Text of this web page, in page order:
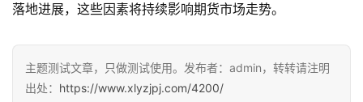
落地进展，这些因素将持续影响期货市场走势。
主题测试文章，只做测试使用。发布者：admin，转转请注明
出处： https://www.xlyzjpj.com/4200/